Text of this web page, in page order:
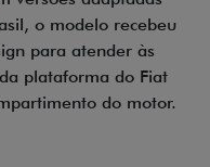
o modelo recebeu
para atender às
plataforma do Fiat
do motor.